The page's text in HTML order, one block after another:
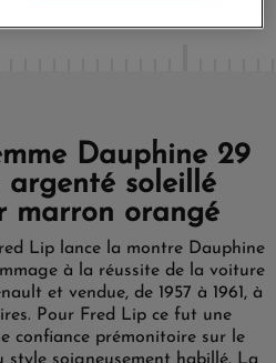
Dauphine 29
argenté soleillé
marron orangé
Lip lance la montre Dauphine
à la réussite de la voiture
et vendue, de 1957 à 1961, à
Pour Fred Lip ce fut une
confiance prémonitoire sur le